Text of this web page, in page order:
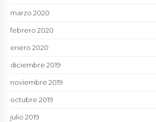
marzo 2020
febrero 2020
enero 2020
diciembre 2019
noviembre 2019
octubre 2019
julio 2019